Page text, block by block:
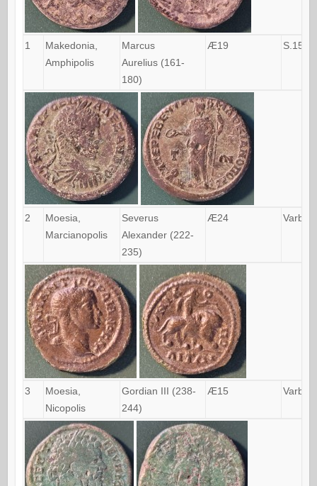
1
Makedonia,
Amphipolis
Marcus
Aurelius (161-
180)
Æ19 S.1542
2
Moesia,
Marcianopolis
Severus
Alexander (222-
235)
Æ24
3
Moesia,
Nicopolis
Gordian III (238-
244)
Æ15